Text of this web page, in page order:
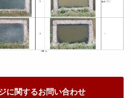
に関するお問い合わせ